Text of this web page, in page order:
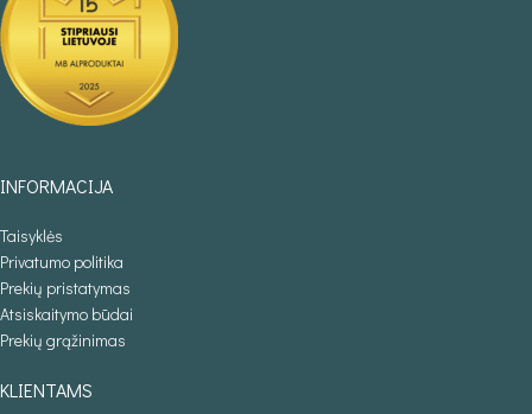
INFORMACIJA
Taisyklės
Privatumo politika
Prekių pristatymas
Atsiskaitymo būdai
Prekių grąžinimas
KLIENTAMS